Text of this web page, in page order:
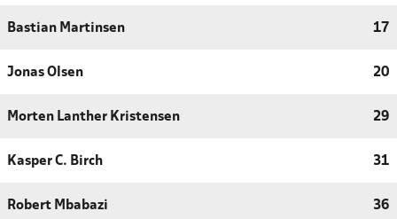
Bastian Martinsen 17
Jonas Olsen 20
Morten Lanther Kristensen 29
Kasper C. Birch 31
Robert Mbabazi 36